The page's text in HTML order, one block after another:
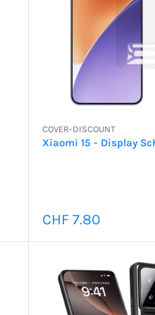
COVER-DISCOUNT
Xiaomi 15 - Display
Sonderpreis
CHF 7.80